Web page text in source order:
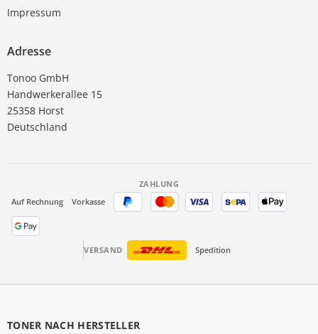
Impressum
Adresse
Tonoo GmbH
Handwerkerallee 15
25358 Horst
Deutschland
ZAHLUNG
Auf Rechnung
Vorkasse
VERSAND Spedition
TONER NACH HERSTELLER